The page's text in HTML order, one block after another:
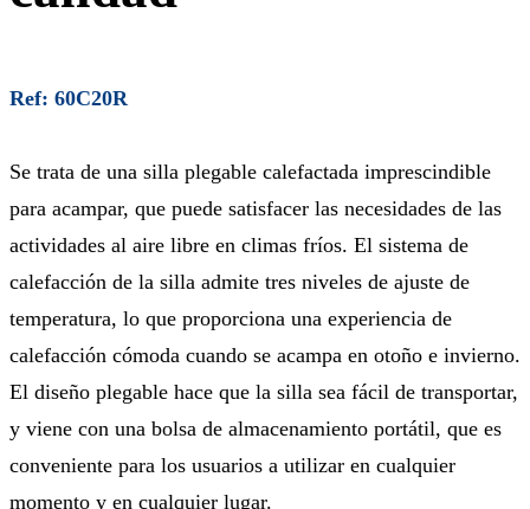
Ref: 60C20R
Se trata de una silla plegable calefactada imprescindible
para acampar, que puede satisfacer las necesidades de las
actividades al aire libre en climas fríos. El sistema de
calefacción de la silla admite tres niveles de ajuste de
temperatura, lo que proporciona una experiencia de
calefacción cómoda cuando se acampa en otoño e invierno.
El diseño plegable hace que la silla sea fácil de transportar,
y viene con una bolsa de almacenamiento portátil, que es
conveniente para los usuarios a utilizar en cualquier
momento y en cualquier lugar.